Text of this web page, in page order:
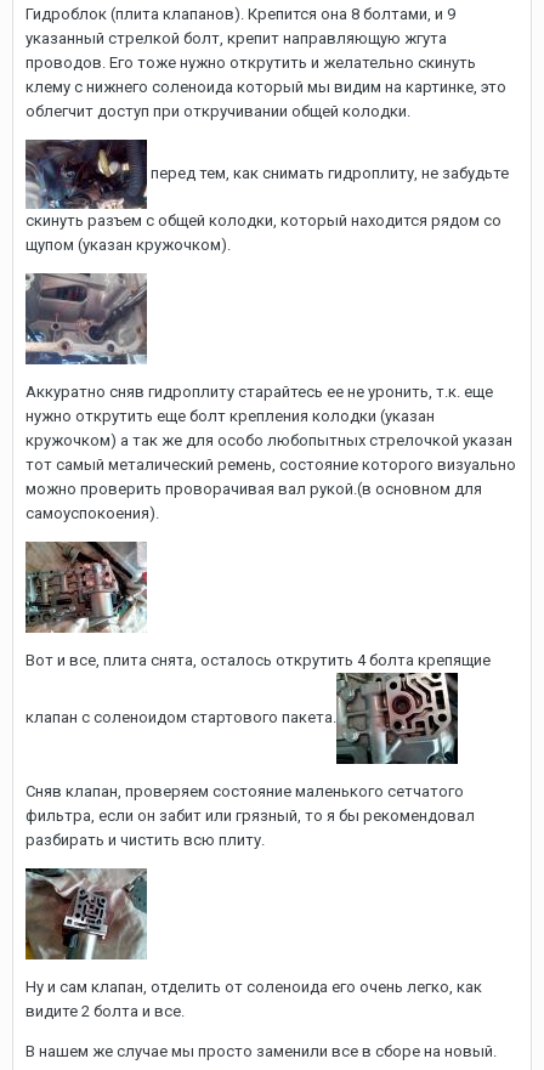
Гидроблок (плита клапанов). Крепится она 8 болтами, и 9
указанный стрелкой болт, крепит направляющую жгута
проводов. Его тоже нужно открутить и желательно скинуть
клему с нижнего соленоида который мы видим на картинке, это
облегчит доступ при откручивании общей колодки.
перед тем, как снимать гидроплиту, не забудьте
скинуть разъем с общей колодки, который находится рядом со
щупом (указан кружочком).
Аккуратно сняв гидроплиту старайтесь ее не уронить, т.к. еще
нужно открутить еще болт крепления колодки (указан
кружочком) а так же для особо любопытных стрелочкой указан
тот самый металический ремень, состояние которого визуально
можно проверить проворачивая вал рукой.(в основном для
самоуспокоения).
Вот и все, плита снята, осталось открутить 4 болта крепящие
клапан с соленоидом стартового пакета.
Сняв клапан, проверяем состояние маленького сетчатого
фильтра, если он забит или грязный, то я бы рекомендовал
разбирать и чистить всю плиту.
Ну и сам клапан, отделить от соленоида его очень легко, как
видите 2 болта и все.
В нашем же случае мы просто заменили все в сборе на новый.